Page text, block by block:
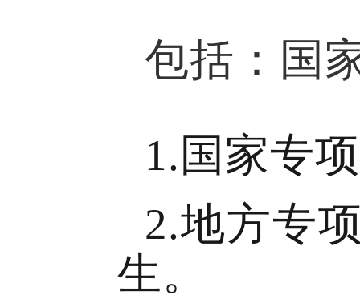
包括：国
1.国家专
2.地方专
生。